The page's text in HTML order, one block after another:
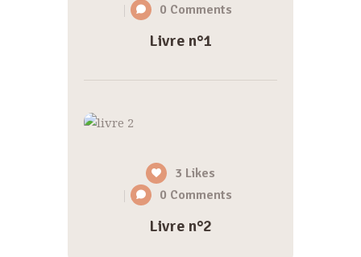
0 Comments
Livre n°1
3 Likes
0 Comments
Livre n°2